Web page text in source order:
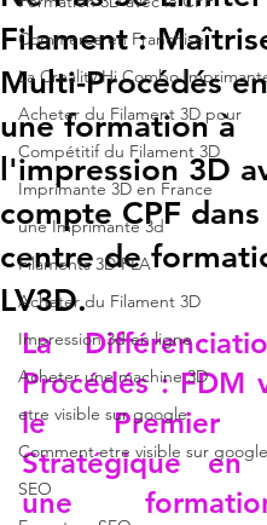
Commerce en Franchise
La Creality Hi Combo
Acheter du Filament 3D pour
Compétitif du Filament 3D
Imprimante 3D en France
une Imprimante 3d
Filaments 3D PLA
Acheter du Filament 3D
Impression 3d en ligne
Acheter une machine 3D
etre visible sur google
Comment etre visible sur google
SEO
Filament :
Multi-Procédés
une formation à
l'impression 3D
compte CPF dans
centre de
LV3D.
La
Procédés : FDM
le Premier
Stratégique en
une